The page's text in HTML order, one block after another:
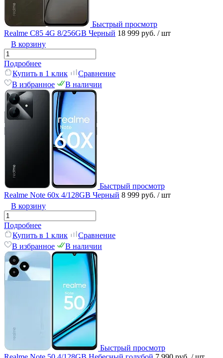
Быстрый просмотр
Realme C85 4G 8/256GB Черный 18 999 руб. / шт
В корзину
Подробнее
Купить в 1 клик
Сравнение
В избранное
В наличии
Быстрый просмотр
Realme Note 60x 4/128GB Черный 8 999 руб. / шт
В корзину
Подробнее
Купить в 1 клик
Сравнение
В избранное
В наличии
Быстрый просмотр